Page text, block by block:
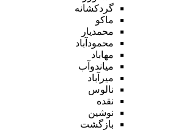
گردکشانه
ماکو
محمدیار
محمودآباد
مهاباد
میاندوآب
میرآباد
نالوس
نقده
نوشین
بازگشت